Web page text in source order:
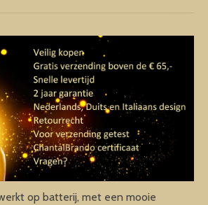
op batterij, met een mooie